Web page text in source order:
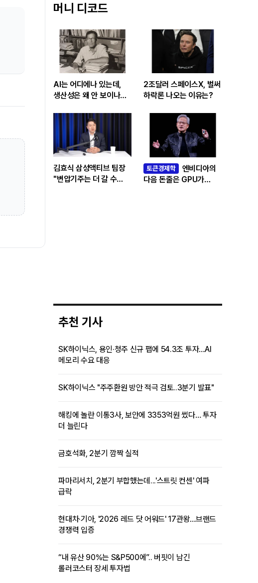
머니 디코드
AI는 어디에나 있는데,
생산성은 왜 안 보이나…
‘솔로우 패러독스’
2조달러 스페이스X, 벌써
하락론 나오는 이유는?
김효식 삼성액티브 팀장
"변압기주는 더 갈 수
토큰경제학
엔비디아의
다음 돈줄은 GPU가
추천 기사
SK하이닉스, 용인·청주 신규 팹에 54.3조 투자…AI
메모리 수요 대응
SK하이닉스 "주주환원 방안 적극 검토..3분기 발표"
해킹에 놀란 이통3사, 보안에 3353억원 썼다… 투자
더 늘린다
금호석화, 2분기 깜짝 실적
파마리서치, 2분기 부합했는데...'스트릿 컨센' 여파
급락
현대차·기아, '2026 레드 닷 어워드' 17관왕…브랜드
경쟁력 입증
“내 유산 90%는 S&P500에”.. 버핏이 남긴
롤러코스터 장세 투자법